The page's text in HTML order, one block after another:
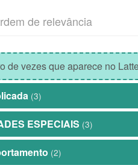
de relevância
de vezes que aparece no
(3)
ESPECIAIS (3)
(2)